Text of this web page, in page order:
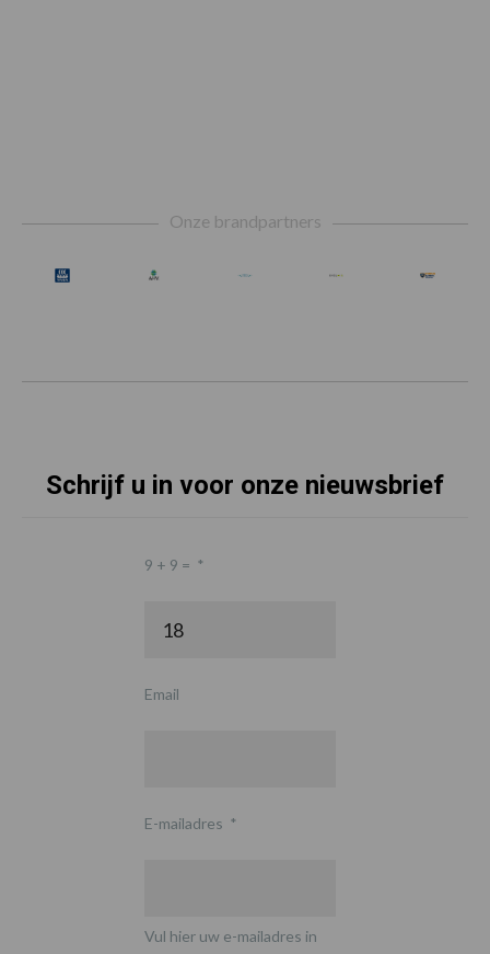
Onze brandpartners
Schrijf u in voor onze nieuwsbrief
9 + 9 = *
Email
E-mailadres *
Vul hier uw e-mailadres in